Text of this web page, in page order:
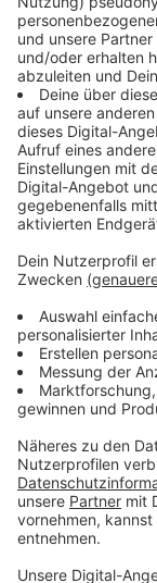
stehen
Erlebnisse im
eingeladen,
und das
gibt es viel zu
besondere
Anzeige
Anzeige
Programm mit
Klein. Dazu
Gelegenheiten
Umgebung.